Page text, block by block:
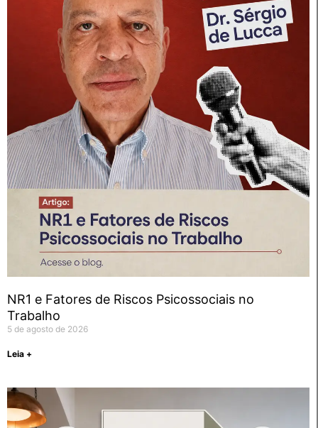
NR1 e Fatores de Riscos Psicossociais no
Trabalho
5 de agosto de 2026
Leia +